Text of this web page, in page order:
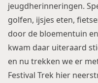
jeugdherinneringen.
golfen, ijsjes eten,
door de bloementuin
kwam daar uiteraard
en nu trekken we er
Festival Trek hier